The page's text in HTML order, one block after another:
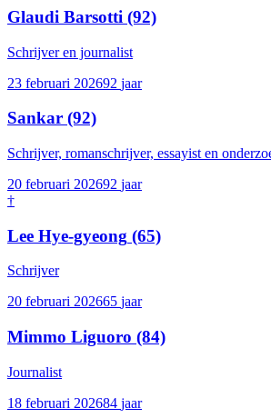
Glaudi Barsotti (92)
Schrijver en journalist
23 februari 202692 jaar
Sankar (92)
Schrijver, romanschrijver, essayist en
20 februari 202692 jaar
†
Lee Hye-gyeong (65)
Schrijver
20 februari 202665 jaar
Mimmo Liguoro (84)
Journalist
18 februari 202684 jaar